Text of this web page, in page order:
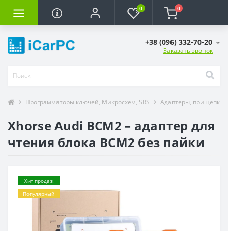
0 0
+38 (096) 332-70-20
Заказать звонок
Программаторы ключей, Микросхем, SRS Адаптеры, прищепки
Xhorse Audi BCM2 – адаптер для
чтения блока BCM2 без пайки
Хит продаж
Популярный